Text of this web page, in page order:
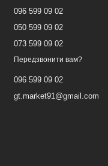
096 599 09 02
050 599 09 02
073 599 09 02
Передзвонити вам?
096 599 09 02
gt.market91@gmail.com